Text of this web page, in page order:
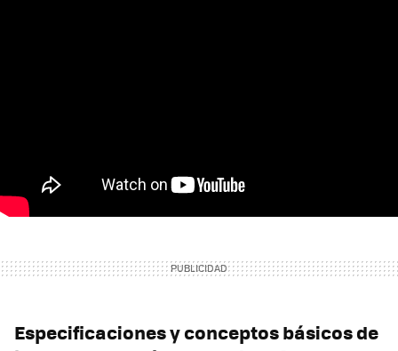
Especificaciones y conceptos básicos de